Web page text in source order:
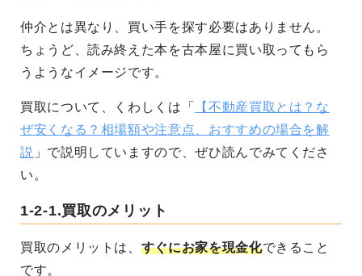
仲介とは異なり、買い手を探す必要はありません。
ちょうど、読み終えた本を古本屋に買い取ってもら
うようなイメージです。
買取について、くわしくは「
【不動産買取とは？な
ぜ安くなる？相場額や注意点、おすすめの場合を解
説 」で説明していますので、ぜひ読んでみてくださ
い。
1-2-1.買取のメリット
買取のメリットは、 すぐにお家を現金化できること
です。